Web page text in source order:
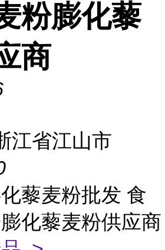
粉膨化藜
商
江省江山市
藜麦粉批发 食
化藜麦粉供应商